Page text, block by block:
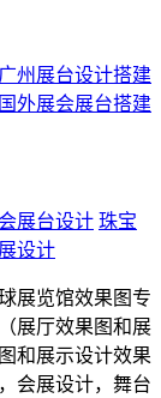
广州展台设计搭建
国外展会展台搭建
展台设计 珠宝
设计
展览馆效果图专
展厅效果图和展
和展示设计效果
会展设计，舞台